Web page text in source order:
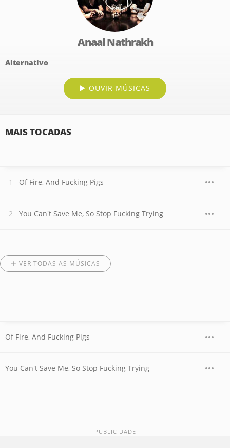
Anaal Nathrakh
Alternativo
OUVIR MÚSICAS
MAIS TOCADAS
Of Fire, And Fucking Pigs
You Can't Save Me, So Stop Fucking Trying
VER TODAS AS MÚSICAS
Of Fire, And Fucking Pigs
You Can't Save Me, So Stop Fucking Trying